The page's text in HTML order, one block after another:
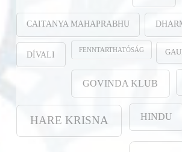
CAITANYA MAHAPRABHU
DÍVALI FENNTARTHATÓSÁG
GOVINDA KLUB
HARE KRISNA HINDU